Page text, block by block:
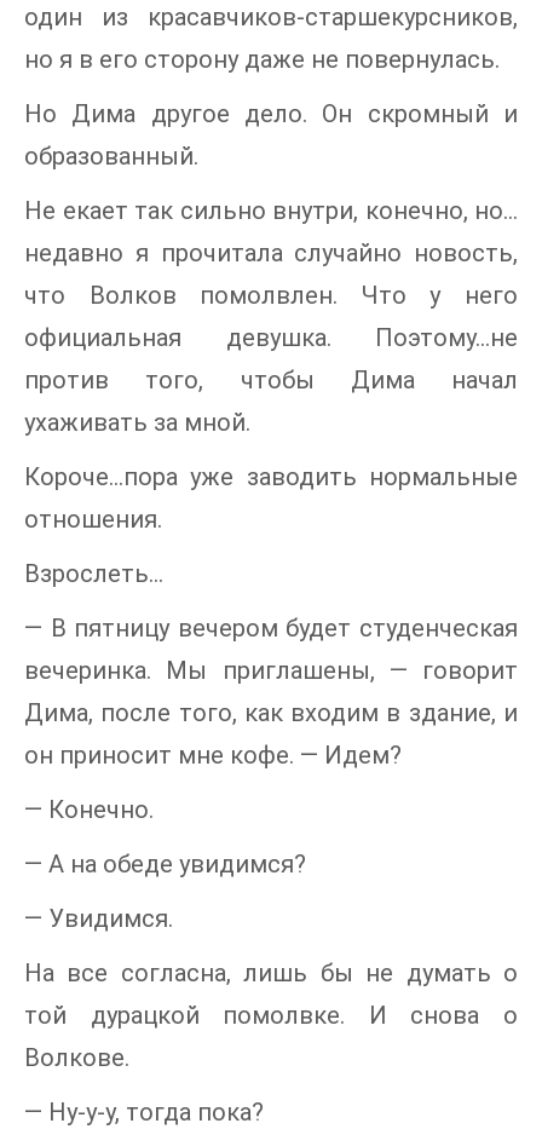
один из красавчиков-старшекурсников,
но я в его сторону даже не повернулась.
Но Дима другое дело. Он скромный и
образованный.
Не екает так сильно внутри, конечно, но…
недавно я прочитала случайно новость,
что Волков помолвлен. Что у него
официальная девушка. Поэтому…не
против того, чтобы Дима начал
ухаживать за мной.
Короче…пора уже заводить нормальные
отношения.
Взрослеть…
— В пятницу вечером будет студенческая
вечеринка. Мы приглашены, — говорит
Дима, после того, как входим в здание, и
он приносит мне кофе. — Идем?
— Конечно.
— А на обеде увидимся?
— Увидимся.
На все согласна, лишь бы не думать о
той дурацкой помолвке. И снова о
Волкове.
— Ну-у-у, тогда пока?